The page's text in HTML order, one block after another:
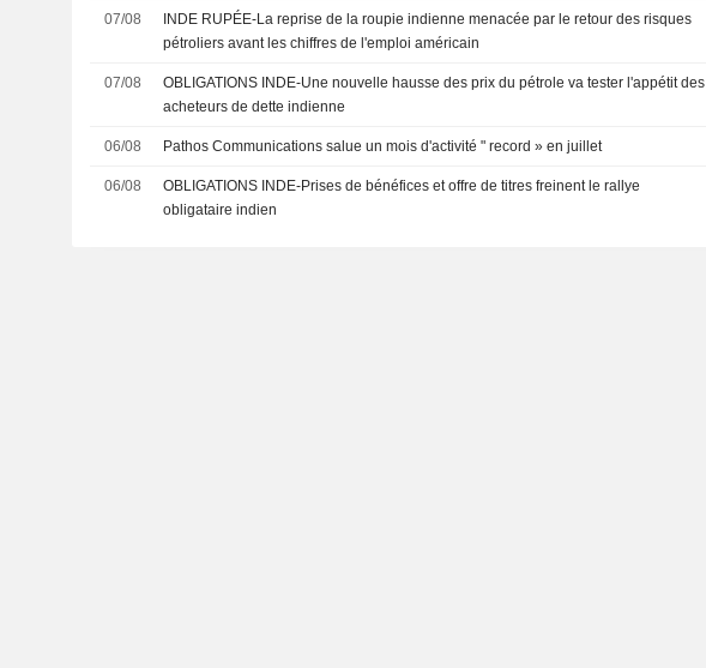
07/08
INDE RUPÉE-La reprise de la roupie indienne menacée par le retour des risques
pétroliers avant les chiffres de l'emploi américain
07/08
OBLIGATIONS INDE-Une nouvelle hausse des prix du pétrole va tester l'appétit des
acheteurs de dette indienne
06/08 Pathos Communications salue un mois d'activité " record » en juillet
06/08
OBLIGATIONS INDE-Prises de bénéfices et offre de titres freinent le rallye
obligataire indien